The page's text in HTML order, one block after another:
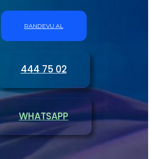
RANDEVU AL
444 75 02
WHATSAPP